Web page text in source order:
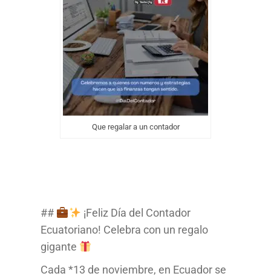
Que regalar a un contador
##
¡Feliz Día del Contador
Ecuatoriano! Celebra con un regalo
gigante
Cada *13 de noviembre, en Ecuador se